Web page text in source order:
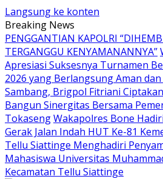
Langsung ke konten
Breaking News
PENGGANTIAN KAPOLRI
TERGANGGU KENYAMANANNYA”
Apresiasi Suksesnya Turnamen
2026 yang Berlangsung Aman
Sambang, Brigpol Fitriani
Bangun Sinergitas Bersama
TokasengWakapolres Bone
Gerak Jalan Indah HUT Ke-81
Tellu Siattinge Menghadiri
Mahasiswa Universitas
Kecamatan Tellu Siattinge